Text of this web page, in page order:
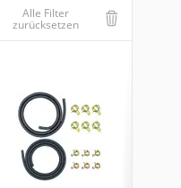
Alle Filter
zurücksetzen